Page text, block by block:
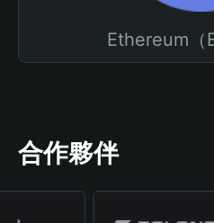
Ethereum（
合作夥伴